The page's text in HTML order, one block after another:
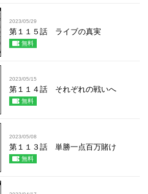
2023/05/29
第１１５話 ライブの真実
無料
2023/05/15
第１１４話 それぞれの戦いへ
無料
2023/05/08
第１１３話 単勝一点百万賭け
無料